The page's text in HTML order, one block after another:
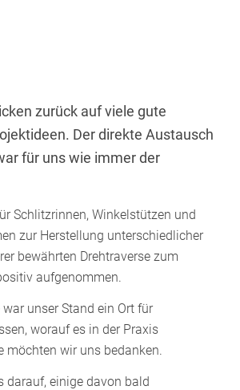
zurück auf viele gute
Der direkte Austausch
für uns wie immer der
Schlitzrinnen, Winkelstützen und
zur Herstellung unterschiedlicher
bewährten Drehtraverse zum
aufgenommen.
unser Stand ein Ort für
worauf es in der Praxis
möchten wir uns bedanken.
darauf, einige davon bald